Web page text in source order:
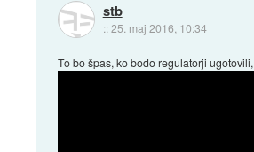
stb
::25. maj 2016, 10:34
To bo špas, ko bodo regulatorji